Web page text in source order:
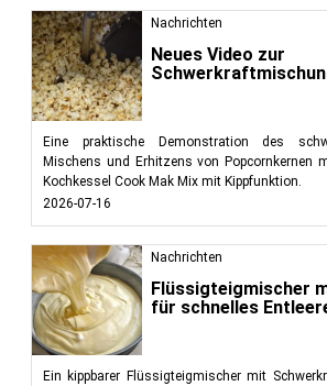
Nachrichten
Neues Video zur
Eine praktische Demonstration des
Mischens und Erhitzens von Popcornkernen
Kochkessel Cook Mak Mix mit Kippfunktion.
2026-07-16
Nachrichten
Flüssigteigmischer
für schnelles
Ein kippbarer Flüssigteigmischer mit